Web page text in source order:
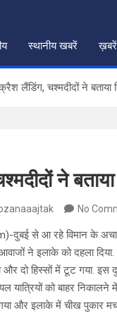
स्थानीय खबरें ख़बरें
लैंडिंग, चश्मदीदों ने
ने
No
दुबई से आ रहे विमान के
ने इलाके को दहला दिया.
दो हिस्सों में टूट गया. इस
यात्रियों को बाहर
और इलाके में चीख पुकार